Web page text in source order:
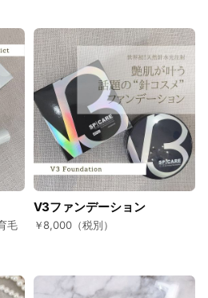
厚みが2cm未満）
ペースメーカー等）を使用され
のある方、またはガン、てんか
剤の長期使用や肝臓機能障害で毛
方
は妊娠の可能性のある方
な時期な為）
、皮膚トラブルで通院中の方、
膚炎、ヘルペス、傷口、重篤な
毛
V3ファンデーション
￥8,000（税別）